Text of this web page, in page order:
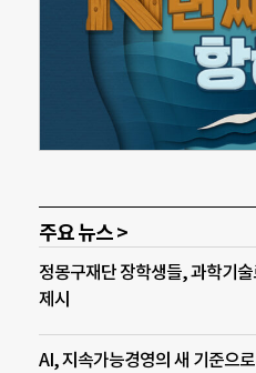
주요 뉴스 >
정몽구재단 장학생들, 과학기술
제시
AI, 지속가능경영의 새 기준으